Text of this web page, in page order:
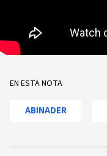
EN ESTA NOTA
ABINADER